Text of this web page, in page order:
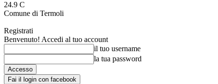
24.9 C
Comune di Termoli
Registrati
Benvenuto! Accedi al tuo account
il tuo username
la tua password
Fai il login con facebook